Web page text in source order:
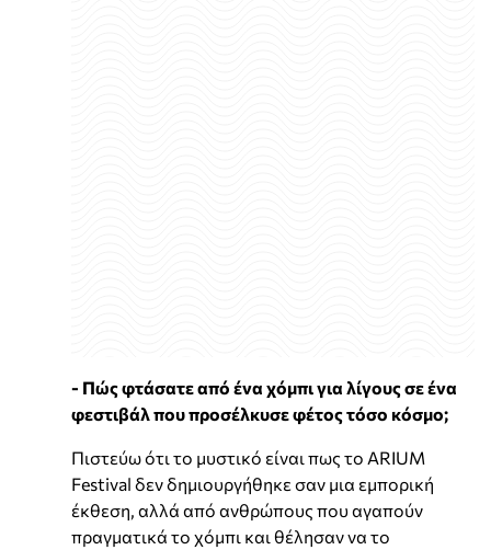
- Πώς φτάσατε από ένα χόμπι για λίγους σε ένα
φεστιβάλ που προσέλκυσε φέτος τόσο κόσμο;
Πιστεύω ότι το μυστικό είναι πως το ARIUM
Festival δεν δημιουργήθηκε σαν μια εμπορική
έκθεση, αλλά από ανθρώπους που αγαπούν
πραγματικά το χόμπι και θέλησαν να το